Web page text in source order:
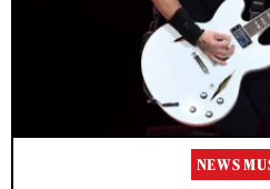
NEWS